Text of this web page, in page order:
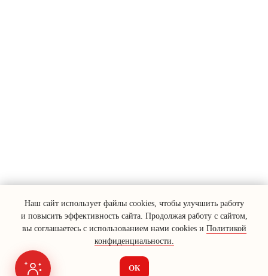
Наш сайт использует файлы cookies, чтобы улучшить работу
и повысить эффективность сайта. Продолжая работу с сайтом,
вы соглашаетесь с использованием нами cookies и Политикой
конфиденциальности.
ОК